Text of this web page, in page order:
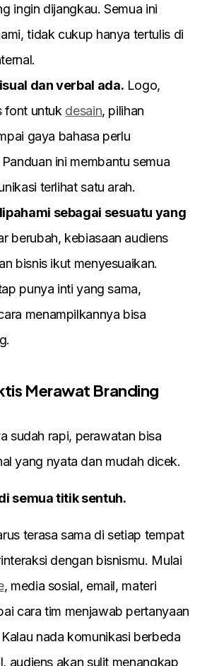
ingin dijangkau. Semua ini
tidak cukup hanya tertulis di
dan verbal ada. Logo,
font untuk desain, pilihan
gaya bahasa perlu
ini membantu semua
terlihat satu arah.
sebagai sesuatu yang
berubah, kebiasaan audiens
bisnis ikut menyesuaikan.
punya inti yang sama,
menampilkannya bisa
Merawat Branding
sudah rapi, perawatan bisa
yang nyata dan mudah dicek.
semua titik sentuh.
terasa sama di setiap tempat
dengan bisnismu. Mulai
, media sosial, email, materi
cara tim menjawab pertanyaan
nada komunikasi berbeda
audiens akan sulit menangkap